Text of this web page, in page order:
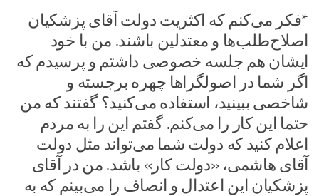
*فکر می‌کنم که اکثریت دولت آقای پزشکیان
اصلاح‌طلب‌ها و معتدلین باشند. من با خود
ایشان هم جلسه خصوصی داشتم و پرسیدم که
اگر شما در اصولگراها چهره برجسته و
شاخصی ببینید، استفاده می‌کنید؟ گفتند که من
حتما این کار را می‌کنم. گفتم این را به مردم
اعلام کنید که دولت شما می‌تواند مثل دولت
آقای هاشمی، «دولت کار» باشد. من در آقای
پزشکیان این اعتدال و انصاف را می‌بینم که به